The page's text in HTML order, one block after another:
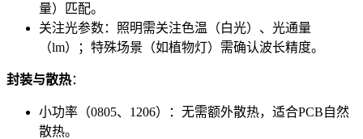
量）匹配。
关注光参数：照明需关注色温（白光）、光通量
（lm）；特殊场景（如植物灯）需确认波长精度。
封装与散热：
小功率（0805、1206）：无需额外散热，适合PCB自然
散热。